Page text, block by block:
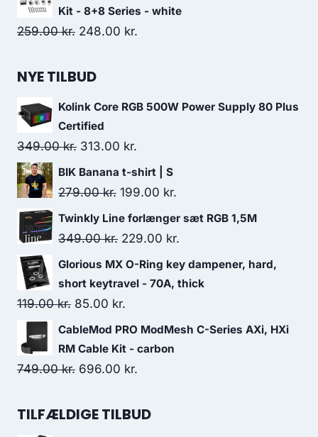
was:
579.00 kr..
is:
Kit - 8+8 Series - white
259.00kr. Original
was:
248.00 kr.
NYE TILBUD
Kolink Core RGB 500W Power Supply 80 Plus
Certified
349.00kr. Original
price
was:
313.00 kr.
price
is:
BIK Banana t-shirt | S
279.00kr. Original
price
was:
199.00 kr.
price
is:
Twinkly Line forlænger sæt RGB 1,5M
349.00kr. Original
price
was:
349.00 kr..
229.00 kr.
price
is:
Glorious MX O-Ring key dampener, hard,
short keytravel - 70A, thick
119.00kr. Original
price
was:
119.00 kr..
85.00 kr.
price
is:
85.00 kr..
CableMod PRO ModMesh C-Series AXi, HXi
RM Cable Kit - carbon
749.00kr. Original
was:
696.00 kr.
is:
TILFÆLDIGE TILBUD